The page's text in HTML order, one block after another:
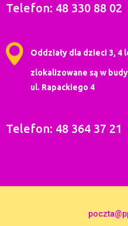
Telefon: 48 330 88 02
Oddziały dla dzieci 3, 4
zlokalizowane są w
ul. Rapackiego 4
Telefon: 48 364 37 21